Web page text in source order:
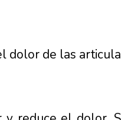
dolor de las